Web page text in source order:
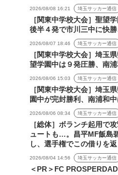
2026/08/08 16:21 埼玉サッカー通信
［関東中学校大会］聖望
後半４発で市川三中に快
2026/08/07 18:46 埼玉サッカー通信
［関東中学校大会］埼玉
望学園中は９発圧勝、南
2026/08/06 15:03 埼玉サッカー通信
［関東中学校大会］埼玉
園中が完封勝利、南浦和
2026/08/06 08:34 埼玉サッカー通信
［総体］ボランチ起用で
ュートも…。昌平MF飯島
し、選手権でこの借りを返
2026/08/04 14:56 埼玉サッカー通信
＜PR＞FC